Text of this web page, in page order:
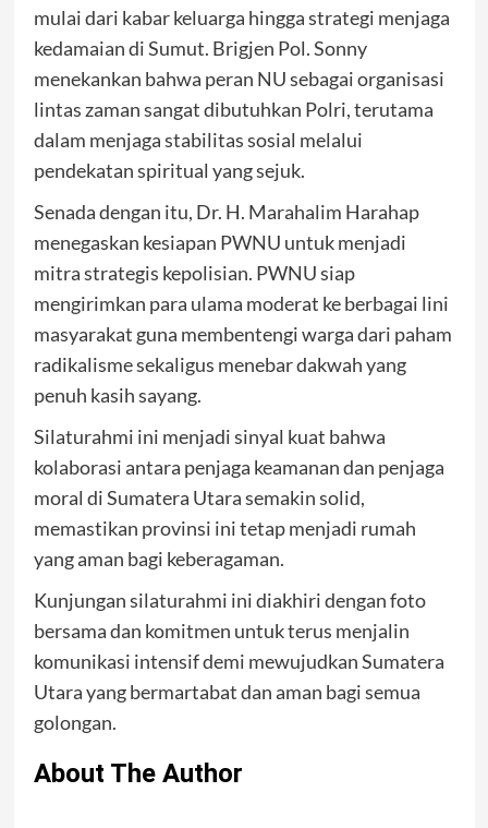
mulai dari kabar keluarga hingga strategi menjaga
kedamaian di Sumut. Brigjen Pol. Sonny
menekankan bahwa peran NU sebagai organisasi
lintas zaman sangat dibutuhkan Polri, terutama
dalam menjaga stabilitas sosial melalui
pendekatan spiritual yang sejuk.
Senada dengan itu, Dr. H. Marahalim Harahap
menegaskan kesiapan PWNU untuk menjadi
mitra strategis kepolisian. PWNU siap
mengirimkan para ulama moderat ke berbagai lini
masyarakat guna membentengi warga dari paham
radikalisme sekaligus menebar dakwah yang
penuh kasih sayang.
Silaturahmi ini menjadi sinyal kuat bahwa
kolaborasi antara penjaga keamanan dan penjaga
moral di Sumatera Utara semakin solid,
memastikan provinsi ini tetap menjadi rumah
yang aman bagi keberagaman.
Kunjungan silaturahmi ini diakhiri dengan foto
bersama dan komitmen untuk terus menjalin
komunikasi intensif demi mewujudkan Sumatera
Utara yang bermartabat dan aman bagi semua
golongan.
About The Author